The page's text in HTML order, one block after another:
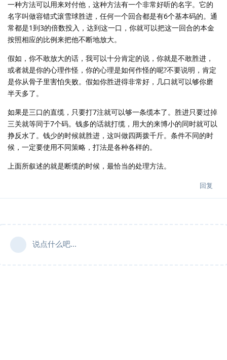
一种方法可以用来对付他，这种方法有一个非常好听的名字。它的
名字叫做容错式滚雪球胜进，任何一个回合都是有6个基本码的。通
常都是1到3的倍数投入，达到这一口，你就可以把这一回合的本金
按照相应的比例来把他不断地放大。
假如，你不敢放大的话，我可以十分肯定的说，你就是不敢胜进，
或者就是你的心理作怪，你的心理是如何作怪的呢?不要说明，肯定
是你从骨子里害怕失败。假如你胜进得非常好，几口就可以够你磨
半天多了。
如果是三口的直缆，只要打7注就可以够一条缆本了。胜进只要过掉
三关就等同于7个码。钱多的话就打缆，用大的来博小的同时就可以
挣反水了。钱少的时候就胜进，这叫做四两拨千斤。条件不同的时
候，一定要使用不同策略，打法是各种各样的。
上面所叙述的就是断缆的时候，最恰当的处理方法。
回复
说点什么吧...